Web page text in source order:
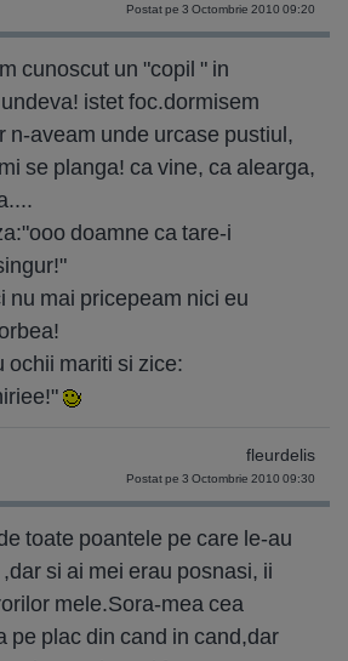
Postat pe 3 Octombrie 2010 09:20
cunoscut un "copil " in
istet foc.dormisem
n-aveam unde urcase pustiul,
se planga! ca vine, ca alearga,
doamne ca tare-i
nu mai pricepeam nici eu
ochii mariti si zice:
fleurdelis
Postat pe 3 Octombrie 2010 09:30
toate poantele pe care le-au
si ai mei erau posnasi, ii
mele.Sora-mea cea
pe plac din cand in cand,dar